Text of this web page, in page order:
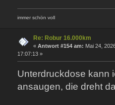
immer schön voll
Re: Robur 16.000km
« Antwort #154 am: Mai 24,
17:07:13 »
Unterdruckdose kann
ansaugen, die dreht